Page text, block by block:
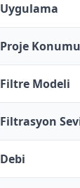
Uygulama
Proje Konumu
Filtre Modeli
Filtrasyon
Debi